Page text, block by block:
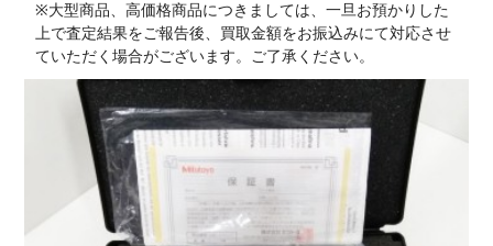
※大型商品、高価格商品につきましては、一旦お預かりした
上で査定結果をご報告後、買取金額をお振込みにて対応させ
ていただく場合がございます。ご了承ください。